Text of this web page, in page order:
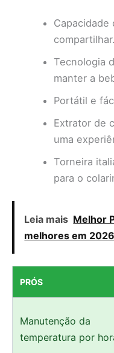
Capacidade
compartilhar.
Tecnologia
manter a
Portátil e
Extrator de
uma
Torneira
para o
Leia mais Melhor
melhores em 2026
PRÓS
Manutenção da
temperatura por